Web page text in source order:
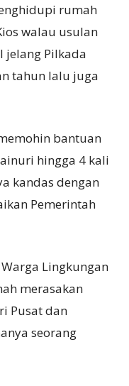
rumah
walau usulan
jelang Pilkada
tahun lalu juga
bantuan
hingga 4 kali
kandas dengan
Pemerintah
Lingkungan
merasakan
Pusat dan
seorang